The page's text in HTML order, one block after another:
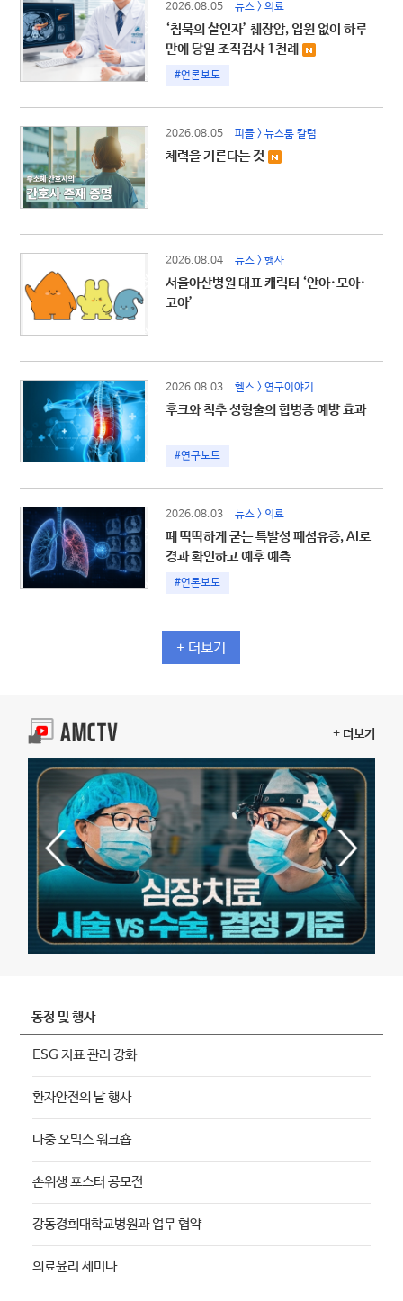
2026.08.05 뉴스 > 의료
‘침묵의 살인자’ 췌장암, 입원 없이 하루
만에 당일 조직검사 1천례
#언론보도
2026.08.05 피플 > 뉴스룸 칼럼
체력을 기른다는 것
2026.08.04 뉴스 > 행사
서울아산병원 대표 캐릭터 ‘안아·모아·
코아’
2026.08.03 헬스 > 연구이야기
후크와 척추 성형술의 합병증 예방 효과
#연구노트
2026.08.03 뉴스 > 의료
폐 딱딱하게 굳는 특발성 폐섬유증, AI로
경과 확인하고 예후 예측
#언론보도
+ 더보기
+ 더보기
동정 및 행사
ESG 지표 관리 강화
환자안전의 날 행사
다중 오믹스 워크숍
손위생 포스터 공모전
강동경희대학교병원과 업무 협약
의료윤리 세미나